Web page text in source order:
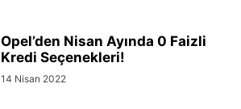
Opel’den Nisan Ayında 0 Faizli
Kredi Seçenekleri!
14 Nisan 2022